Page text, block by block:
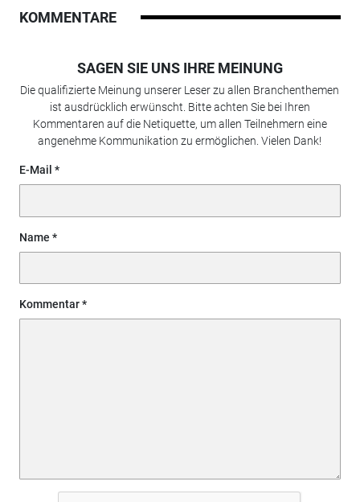
KOMMENTARE
SAGEN SIE UNS IHRE MEINUNG
Die qualifizierte Meinung unserer Leser zu allen Branchenthemen
ist ausdrücklich erwünscht. Bitte achten Sie bei Ihren
Kommentaren auf die Netiquette, um allen Teilnehmern eine
angenehme Kommunikation zu ermöglichen. Vielen Dank!
E-Mail
Name
Kommentar